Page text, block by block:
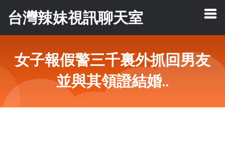
台灣辣妹視訊聊天室
女子報假警三千裏外抓回男友
並與其領證結婚..